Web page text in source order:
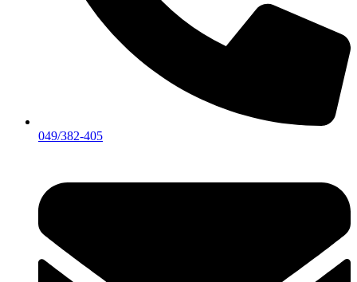
049/382-405